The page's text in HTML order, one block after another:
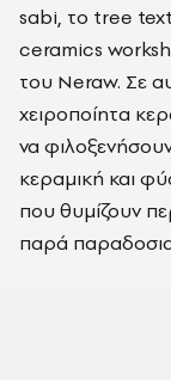
sabi, το tree
ceramics
του Neraw. Σε
χειροποίητα
να
κεραμική και
που θυμίζουν
παρά